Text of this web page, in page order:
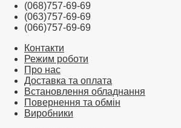
(068)757-69-69
(063)757-69-69
(066)757-69-69
Контакти
Режим роботи
Про нас
Доставка та оплата
Встановлення обладнання
Повернення та обмін
Виробники